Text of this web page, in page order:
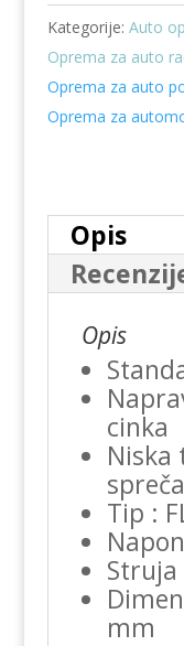
količina
Kategorije: Auto
Oprema za auto
Oprema za auto
Oprema za
Opis
Opis
cinka
Niska
Tip :
Struja
mm